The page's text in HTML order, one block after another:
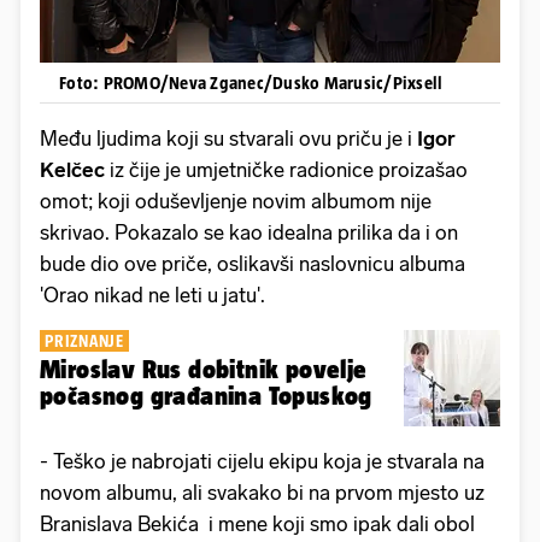
Foto: PROMO/Neva Zganec/Dusko Marusic/Pixsell
Među ljudima koji su stvarali ovu priču je i Igor
Kelčec iz čije je umjetničke radionice proizašao
omot; koji oduševljenje novim albumom nije
skrivao. Pokazalo se kao idealna prilika da i on
bude dio ove priče, oslikavši naslovnicu albuma
'Orao nikad ne leti u jatu'.
PRIZNANJE
Miroslav Rus dobitnik povelje
počasnog građanina Topuskog
- Teško je nabrojati cijelu ekipu koja je stvarala na
novom albumu, ali svakako bi na prvom mjesto uz
Branislava Bekića i mene koji smo ipak dali obol